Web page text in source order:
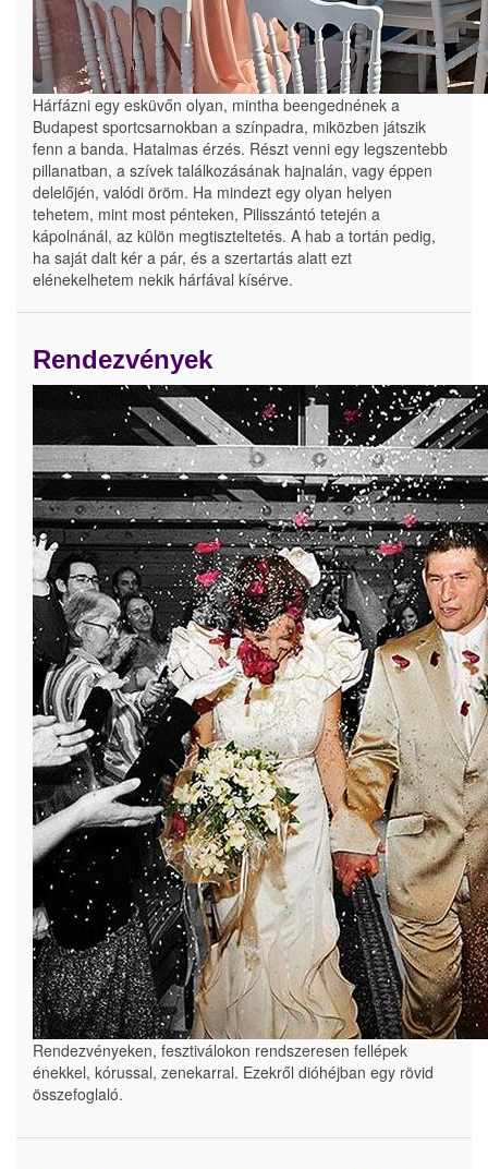
Hárfázni egy esküvőn olyan, mintha beengednének a
Budapest sportcsarnokban a színpadra, miközben játszik
fenn a banda. Hatalmas érzés. Részt venni egy legszentebb
pillanatban, a szívek találkozásának hajnalán, vagy éppen
delelőjén, valódi öröm. Ha mindezt egy olyan helyen
tehetem, mint most pénteken, Pilisszántó tetején a
kápolnánál, az külön megtiszteltetés. A hab a tortán pedig,
ha saját dalt kér a pár, és a szertartás alatt ezt
elénekelhetem nekik hárfával kísérve.
Rendezvények
Rendezvényeken, fesztiválokon rendszeresen fellépek
énekkel, kórussal, zenekarral. Ezekről dióhéjban egy rövid
összefoglaló.